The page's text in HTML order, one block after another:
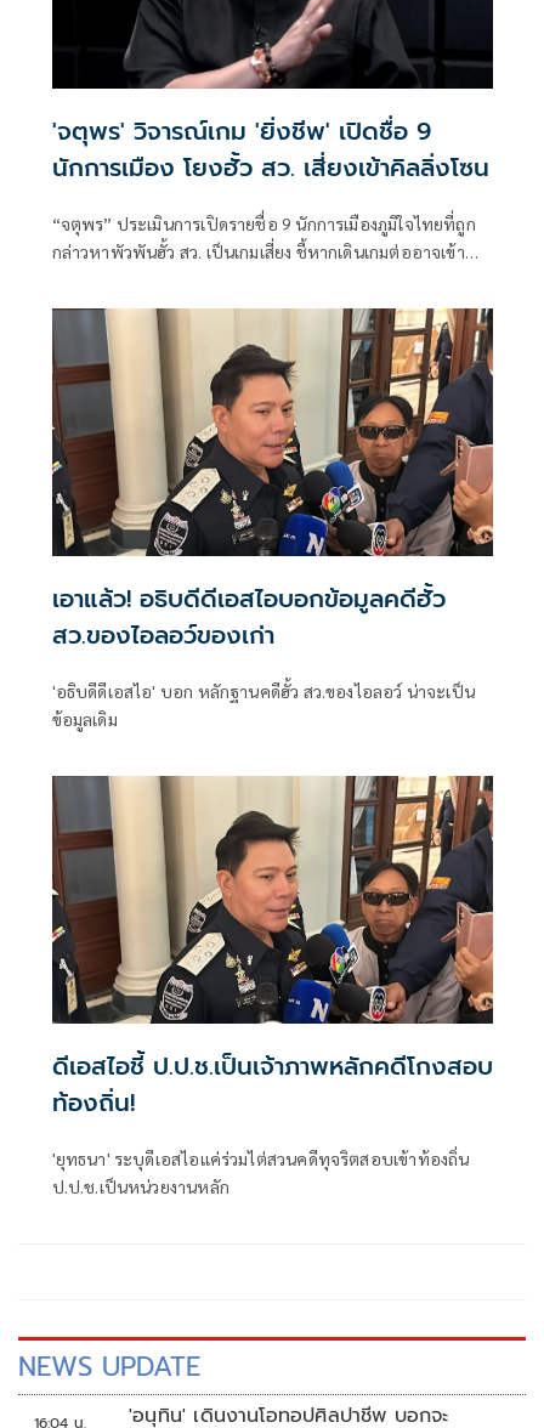
'จตุพร' วิจารณ์เกม 'ยิ่งชีพ' เปิดชื่อ 9
นักการเมือง โยงฮั้ว สว. เสี่ยงเข้าคิลลิ่งโซน
“จตุพร” ประเมินการเปิดรายชื่อ 9 นักการเมืองภูมิใจไทยที่ถูก
กล่าวหาพัวพันฮั้ว สว. เป็นเกมเสี่ยง ชี้หากเดินเกมต่ออาจเข้า
เอาแล้ว! อธิบดีดีเอสไอบอกข้อมูลคดีฮั้ว
สว.ของไอลอว์ของเก่า
'อธิบดีดีเอสไอ' บอก หลักฐานคดีฮั้ว สว.ของไอลอว์ น่าจะเป็น
ข้อมูลเดิม
ดีเอสไอชี้ ป.ป.ช.เป็นเจ้าภาพหลักคดีโกงสอบ
ท้องถิ่น!
'ยุทธนา' ระบุดีเอสไอแค่ร่วมไต่สวนคดีทุจริตสอบเข้าท้องถิ่น
ป.ป.ช.เป็นหน่วยงานหลัก
NEWS UPDATE
16:04 น.
'อนุทิน' เดินงานโอทอปศิลปาชีพ บอกจะ